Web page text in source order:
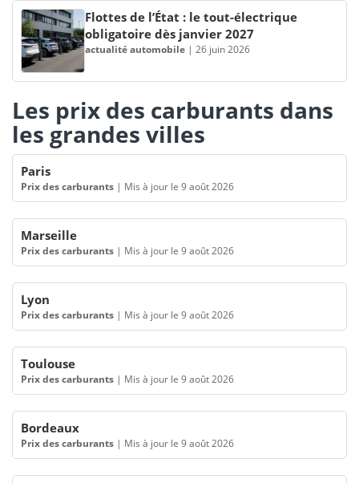
Flottes de l’État : le tout-électrique
obligatoire dès janvier 2027
actualité automobile | 26 juin 2026
Les prix des carburants dans
les grandes villes
Paris
Prix des carburants | Mis à jour le 9 août 2026
Marseille
Prix des carburants | Mis à jour le 9 août 2026
Lyon
Prix des carburants | Mis à jour le 9 août 2026
Toulouse
Prix des carburants | Mis à jour le 9 août 2026
Bordeaux
Prix des carburants | Mis à jour le 9 août 2026